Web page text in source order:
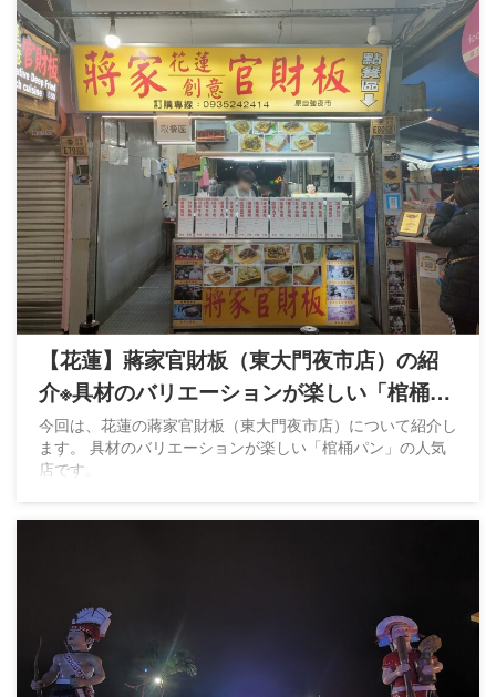
【花蓮】蔣家官財板（東大門夜市店）の紹
介※具材のバリエーションが楽しい「棺桶パ
ン」
今回は、花蓮の蔣家官財板（東大門夜市店）について紹介し
ます。 具材のバリエーションが楽しい「棺桶パン」の人気
店です。